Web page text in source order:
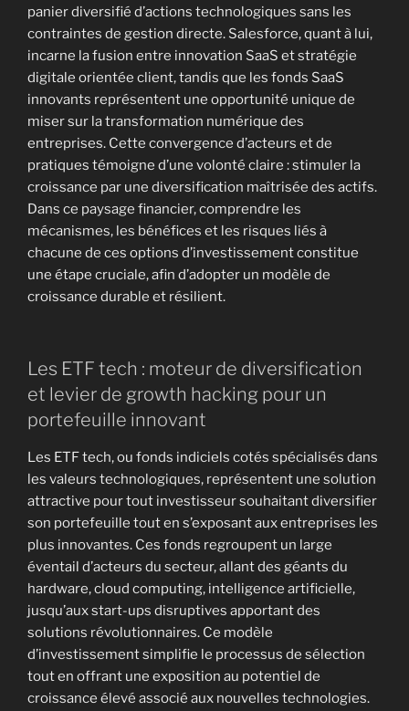
panier diversifié d’actions technologiques sans les
contraintes de gestion directe. Salesforce, quant à lui,
incarne la fusion entre innovation SaaS et stratégie
digitale orientée client, tandis que les fonds SaaS
innovants représentent une opportunité unique de
miser sur la transformation numérique des
entreprises. Cette convergence d’acteurs et de
pratiques témoigne d’une volonté claire : stimuler la
croissance par une diversification maîtrisée des actifs.
Dans ce paysage financier, comprendre les
mécanismes, les bénéfices et les risques liés à
chacune de ces options d’investissement constitue
une étape cruciale, afin d’adopter un modèle de
croissance durable et résilient.
Les ETF tech : moteur de diversification
et levier de growth hacking pour un
portefeuille innovant
Les ETF tech, ou fonds indiciels cotés spécialisés dans
les valeurs technologiques, représentent une solution
attractive pour tout investisseur souhaitant diversifier
son portefeuille tout en s’exposant aux entreprises les
plus innovantes. Ces fonds regroupent un large
éventail d’acteurs du secteur, allant des géants du
hardware, cloud computing, intelligence artificielle,
jusqu’aux start-ups disruptives apportant des
solutions révolutionnaires. Ce modèle
d’investissement simplifie le processus de sélection
tout en offrant une exposition au potentiel de
croissance élevé associé aux nouvelles technologies.